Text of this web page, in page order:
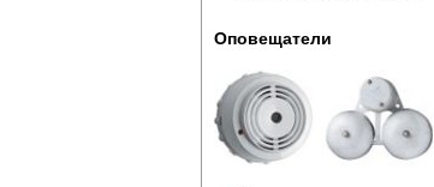
Оповещатели